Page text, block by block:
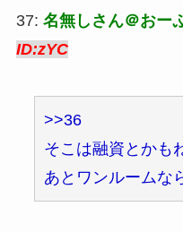
37: 名無しさん＠おー
ID:zYC
>>36
そこは融資とかも
あとワンルームな